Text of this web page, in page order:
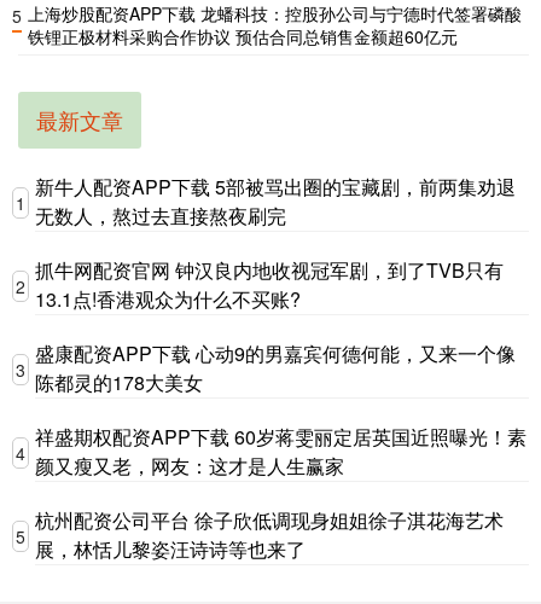
5 上海炒股配资APP下载 龙蟠科技：控股孙公司与宁德时代签署磷酸
铁锂正极材料采购合作协议 预估合同总销售金额超60亿元
最新文章
1
新牛人配资APP下载 5部被骂出圈的宝藏剧，前两集劝退
无数人，熬过去直接熬夜刷完
2
抓牛网配资官网 钟汉良内地收视冠军剧，到了TVB只有
13.1点!香港观众为什么不买账?
3
盛康配资APP下载 心动9的男嘉宾何德何能，又来一个像
陈都灵的178大美女
4
祥盛期权配资APP下载 60岁蒋雯丽定居英国近照曝光！素
颜又瘦又老，网友：这才是人生赢家
5
杭州配资公司平台 徐子欣低调现身姐姐徐子淇花海艺术
展，林恬儿黎姿汪诗诗等也来了